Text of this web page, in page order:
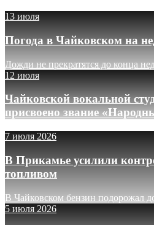
13 июля
Погода в Чайковском на
Дожди не прекратятся до конца
12 июля
Чайковской вокальной
присвоено звание
7 июля 2026
В Прикамье усилили
топливом
В Чайковском бензин подорожал
5 июля 2026